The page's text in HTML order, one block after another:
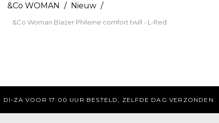
&Co WOMAN / Nieuw /
&Co Woman Blazer Phileine comfort twill - L-Red
GRATIS VERZENDING BOVEN DE 75